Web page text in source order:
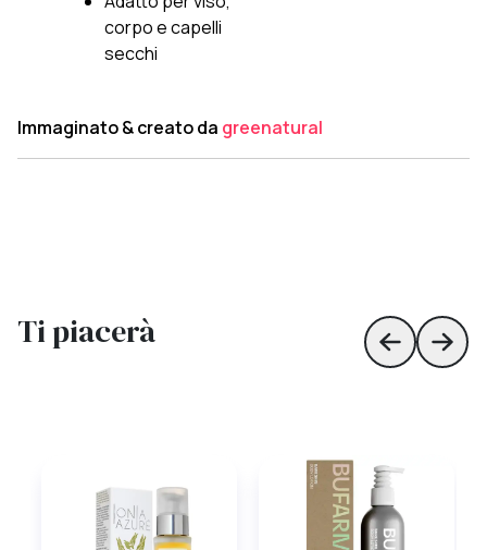
corpo e capelli
secchi
Immaginato & creato da greenatural
Ti piacerà
Skip toSkip